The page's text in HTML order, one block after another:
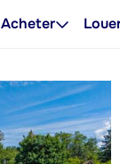
Acheter